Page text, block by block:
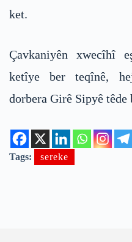
ket.
Çavkaniyên xwecîhî
ketîye ber teqînê,
dorbera Girê Sipyê têde
Tags: sereke